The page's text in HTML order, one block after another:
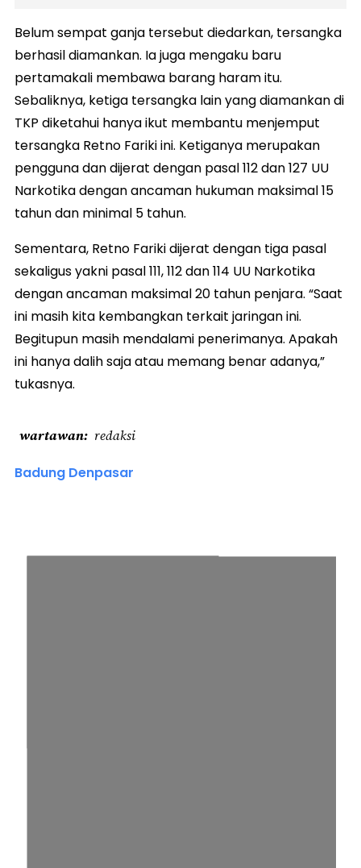
Belum sempat ganja tersebut diedarkan, tersangka
berhasil diamankan. Ia juga mengaku baru
pertamakali membawa barang haram itu.
Sebaliknya, ketiga tersangka lain yang diamankan di
TKP diketahui hanya ikut membantu menjemput
tersangka Retno Fariki ini. Ketiganya merupakan
pengguna dan dijerat dengan pasal 112 dan 127 UU
Narkotika dengan ancaman hukuman maksimal 15
tahun dan minimal 5 tahun.
Sementara, Retno Fariki dijerat dengan tiga pasal
sekaligus yakni pasal 111, 112 dan 114 UU Narkotika
dengan ancaman maksimal 20 tahun penjara. “Saat
ini masih kita kembangkan terkait jaringan ini.
Begitupun masih mendalami penerimanya. Apakah
ini hanya dalih saja atau memang benar adanya,”
tukasnya.
wartawan redaksi
Badung Denpasar